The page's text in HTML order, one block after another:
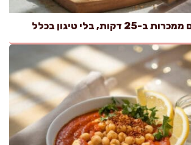
דקות, בלי טיגון בכלל